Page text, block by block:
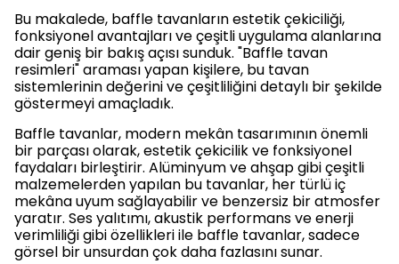
Bu makalede, baffle tavanların estetik çekiciliği,
fonksiyonel avantajları ve çeşitli uygulama alanlarına
dair geniş bir bakış açısı sunduk. "Baffle tavan
resimleri" araması yapan kişilere, bu tavan
sistemlerinin değerini ve çeşitliliğini detaylı bir şekilde
göstermeyi amaçladık.
Baffle tavanlar, modern mekân tasarımının önemli
bir parçası olarak, estetik çekicilik ve fonksiyonel
faydaları birleştirir. Alüminyum ve ahşap gibi çeşitli
malzemelerden yapılan bu tavanlar, her türlü iç
mekâna uyum sağlayabilir ve benzersiz bir atmosfer
yaratır. Ses yalıtımı, akustik performans ve enerji
verimliliği gibi özellikleri ile baffle tavanlar, sadece
görsel bir unsurdan çok daha fazlasını sunar.